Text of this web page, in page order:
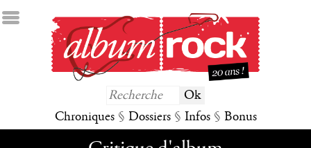
Chroniques § Dossiers § Infos § Bonus